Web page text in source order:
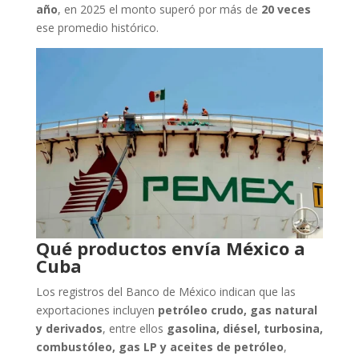
año, en 2025 el monto superó por más de 20 veces
ese promedio histórico.
Qué productos envía México a
Cuba
Los registros del Banco de México indican que las
exportaciones incluyen petróleo crudo, gas natural
y derivados, entre ellos gasolina, diésel, turbosina,
combustóleo, gas LP y aceites de petróleo,